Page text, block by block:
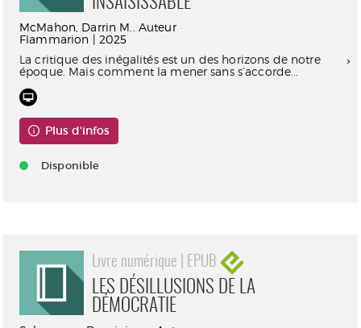
McMahon, Darrin M.. Auteur
Flammarion | 2025
La critique des inégalités est un des horizons de notre
époque. Mais comment la mener sans s’accorde...
Plus d'infos
Disponible
Livre numérique | EPUB
LES DÉSILLUSIONS DE LA
DÉMOCRATIE